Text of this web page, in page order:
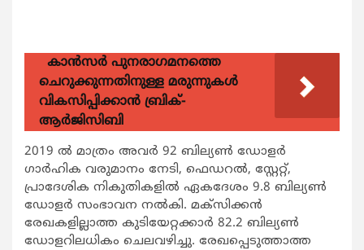
കാന്‍സര്‍ പുനരാഗമനത്തെ
ചെറുക്കുന്നതിനുള്ള മരുന്നുകള്‍
വികസിപ്പിക്കാന്‍ ബ്രിക്-
ആര്‍ജിസിബി
2019 ല്‍ മാത്രം അവര്‍ 92 ബില്യണ്‍ ഡോളര്‍
ഗാര്‍ഹിക വരുമാനം നേടി, ഫെഡറല്‍, സ്റ്റേറ്റ്,
പ്രാദേശിക നികുതികളില്‍ ഏകദേശം 9.8 ബില്യണ്‍
ഡോളര്‍ സംഭാവന നല്‍കി. മക്സിക്കന്‍
രേഖകളില്ലാത്ത കുടിയേറ്റക്കാര്‍ 82.2 ബില്യണ്‍
ഡോളറിലധികം ചെലവഴിച്ചു. രേഖപ്പെടുത്താത്ത